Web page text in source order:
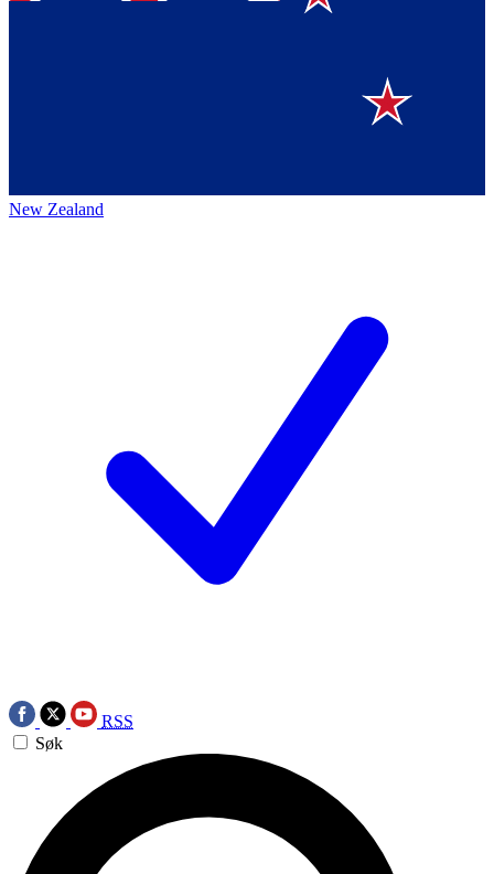
New Zealand
RSS
Søk